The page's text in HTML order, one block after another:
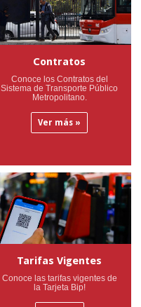
Contratos
Conoce los Contratos del
Sistema de Transporte Público
Metropolitano.
Ver más »
Tarifas Vigentes
Conoce las tarifas vigentes de
la Tarjeta Bip!